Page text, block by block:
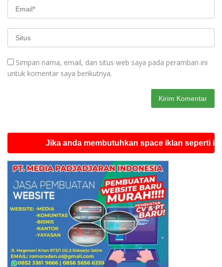
Simpan nama, email, dan situs web saya pada peramban ini
untuk komentar saya berikutnya.
Jika anda membutuhkan space iklan seperti ini